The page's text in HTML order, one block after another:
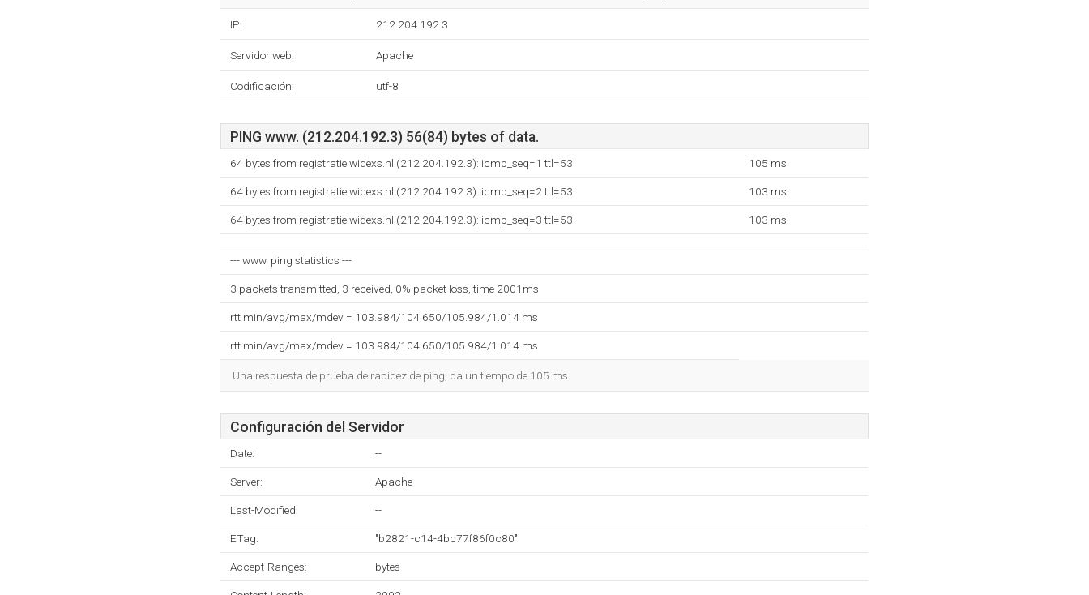
IP: 212.204.192.3
Servidor web: Apache
Codificación: utf-8
PING www. (212.204.192.3) 56(84) bytes of data.
64 bytes from registratie.widexs.nl (212.204.192.3): icmp_seq=1 ttl=53 105 ms
64 bytes from registratie.widexs.nl (212.204.192.3): icmp_seq=2 ttl=53 103 ms
64 bytes from registratie.widexs.nl (212.204.192.3): icmp_seq=3 ttl=53 103 ms
--- www. ping statistics ---
3 packets transmitted, 3 received, 0% packet loss, time 2001ms
rtt min/avg/max/mdev = 103.984/104.650/105.984/1.014 ms
rtt min/avg/max/mdev = 103.984/104.650/105.984/1.014 ms
Una respuesta de prueba de rapidez de ping, da un tiempo de 105 ms.
Configuración del Servidor
Date: --
Server: Apache
Last-Modified: --
ETag: "b2821-c14-4bc77f86f0c80"
Accept-Ranges: bytes